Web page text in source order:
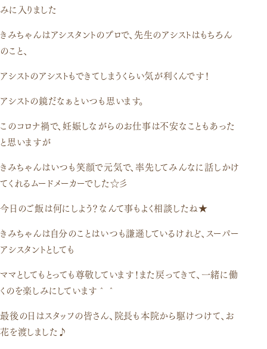
みに入りました
きみちゃんはアシスタントのプロで、先生のアシストはもちろん
のこと、
アシストのアシストもできてしまうくらい気が利くんです！
アシストの鏡だなぁといつも思います。
このコロナ禍で、妊娠しながらのお仕事は不安なこともあった
と思いますが
きみちゃんはいつも笑顔で元気で、率先してみんなに話しかけ
てくれるムードメーカーでした☆彡
今日のご飯は何にしよう？なんて事もよく相談したね★
きみちゃんは自分のことはいつも謙遜しているけれど、スーパー
アシスタントとしても
ママとしてもとっても尊敬しています！また戻ってきて、一緒に働
くのを楽しみにしています＾＾
最後の日はスタッフの皆さん、院長も本院から駆けつけて、お
花を渡しました♪